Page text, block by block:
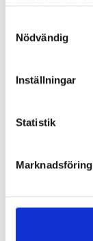
Nödvändig
Inställningar
Statistik
Marknadsföring
Tips inför din
Vi hjälper dig
Vi utför
Tid att boka
≪ < 1 2
59 Objekt